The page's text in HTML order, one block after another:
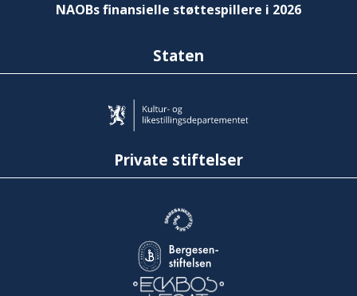
NAOBs finansielle støttespillere i 2026
Staten
Private stiftelser